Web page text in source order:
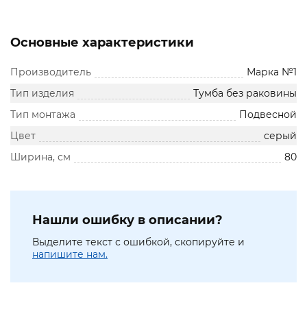
Основные характеристики
Производитель
Марка №1
Тип изделия
Тумба без раковины
Тип монтажа
Подвесной
Цвет
серый
Ширина, см
80
Нашли ошибку в описании?
Выделите текст с ошибкой, скопируйте и
напишите нам.